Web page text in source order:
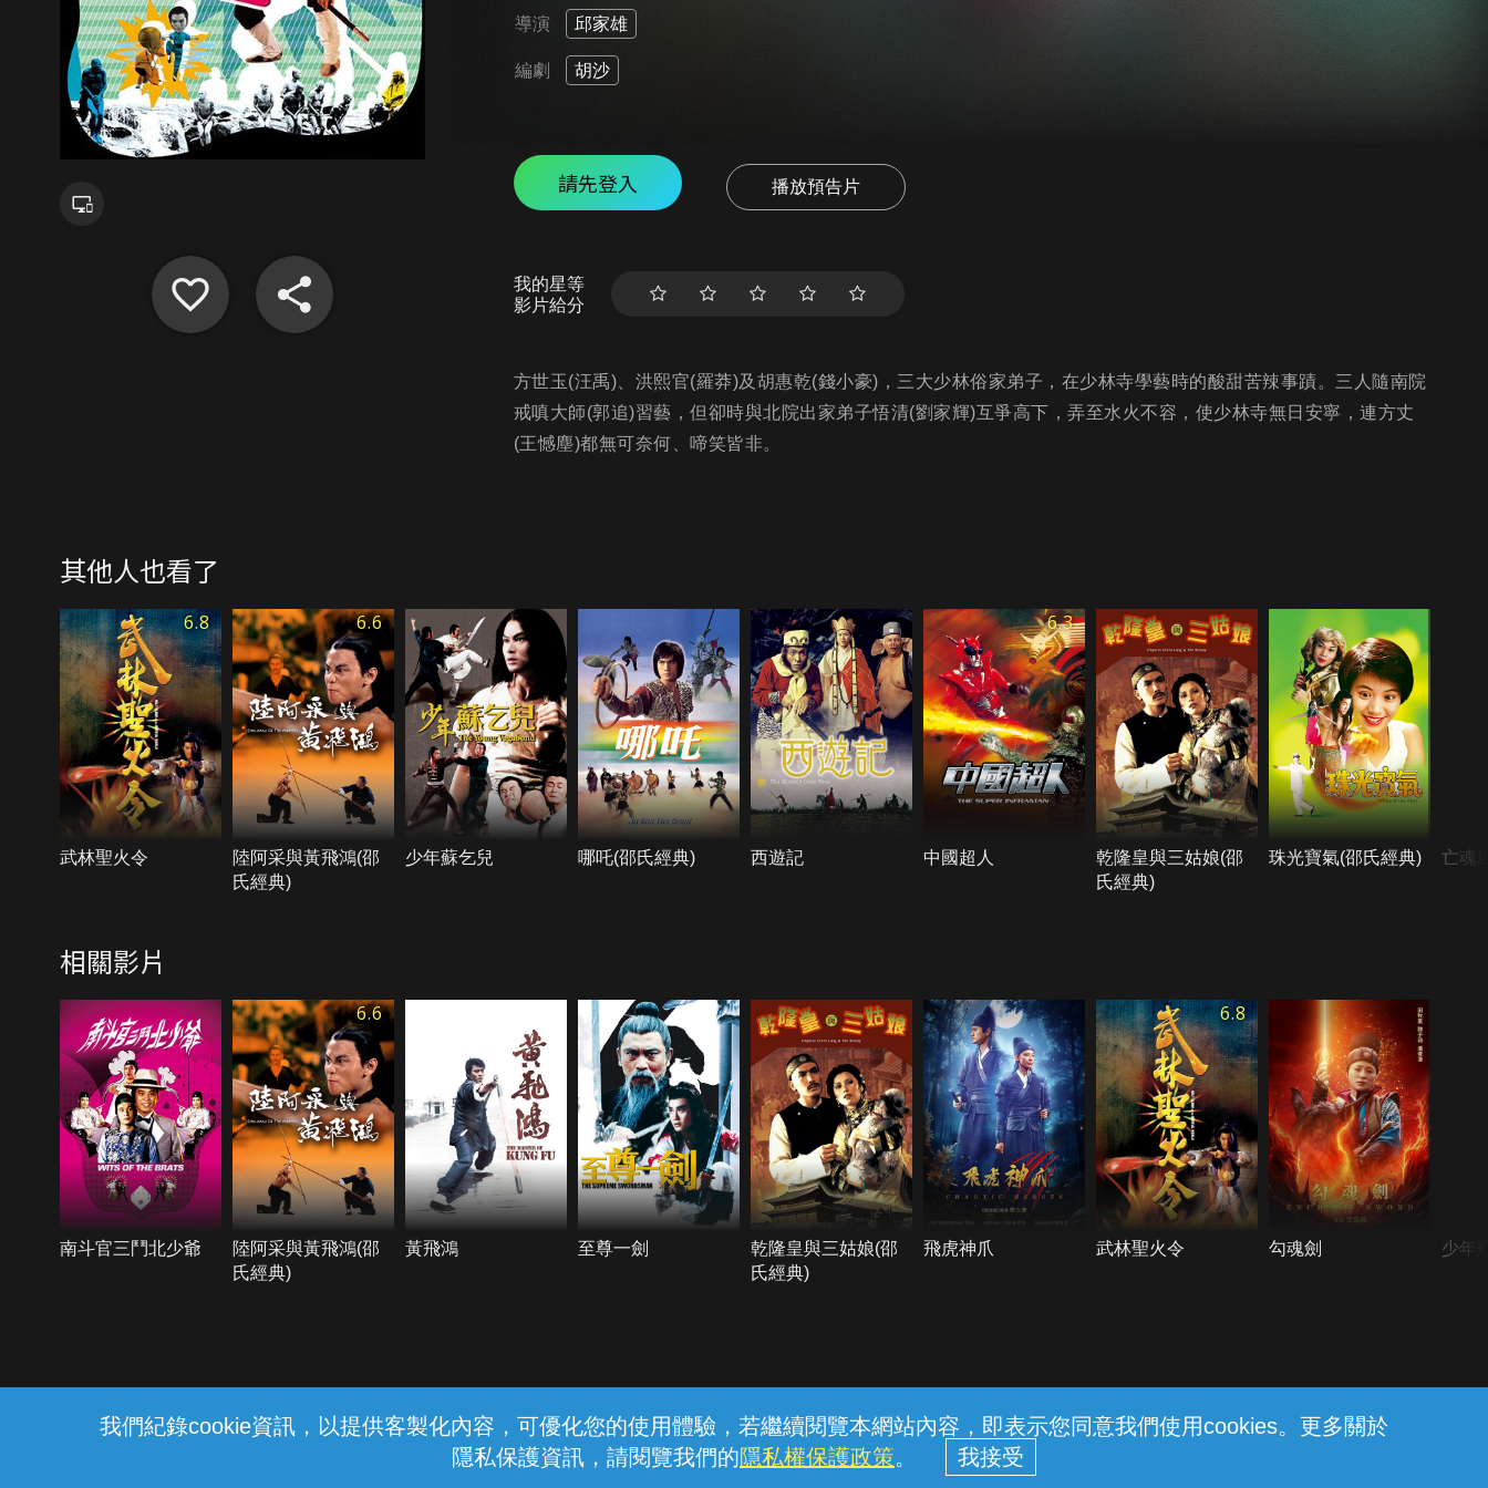
我們紀錄cookie資訊，以提供客製化內容，可優化您的使用體驗，若繼續閱覽本網站內容，即表示您同意我們使用cookies。更多關於
隱私保護資訊，請閱覽我們的隱私權保護政策。
導演 邱家雄
編劇 胡沙
請先登入 播放預告片
我的星等
影片給分
方世玉(汪禹)、洪熙官(羅莽)及胡惠乾(錢小豪)，三大少林俗家弟子，在少林寺學藝時的酸甜苦辣事蹟。三人隨南院
戒嗔大師(郭追)習藝，但卻時與北院出家弟子悟清(劉家輝)互爭高下，弄至水火不容，使少林寺無日安寧，連方丈
(王憾塵)都無可奈何、啼笑皆非。
其他人也看了
6.8
武林聖火令
6.6
陸阿采與黃飛鴻(邵
氏經典)
少年蘇乞兒 哪吒(邵氏經典) 西遊記
6.3
中國超人
乾隆皇與三姑娘(邵
氏經典)
珠光寶氣(邵氏經典) 亡魂
相關影片
南斗官三鬥北少爺
6.6
陸阿采與黃飛鴻(邵
氏經典)
黃飛鴻 至尊一劍
乾隆皇與三姑娘(邵
氏經典)
飛虎神爪
6.8
武林聖火令 勾魂劍 少年
線上客服 服務條款 隱私權保護
中華電信股份有限公司個人家庭分公司 (統一編號：96979949) © 2026